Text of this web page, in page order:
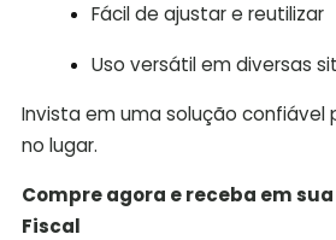
Fácil de ajustar e reutilizar
Uso versátil em diversas
Invista em uma solução confiável
no lugar.
Compre agora e receba em
Fiscal